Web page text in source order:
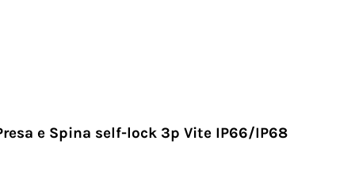
e Spina self-lock 3p Vite IP66/IP68